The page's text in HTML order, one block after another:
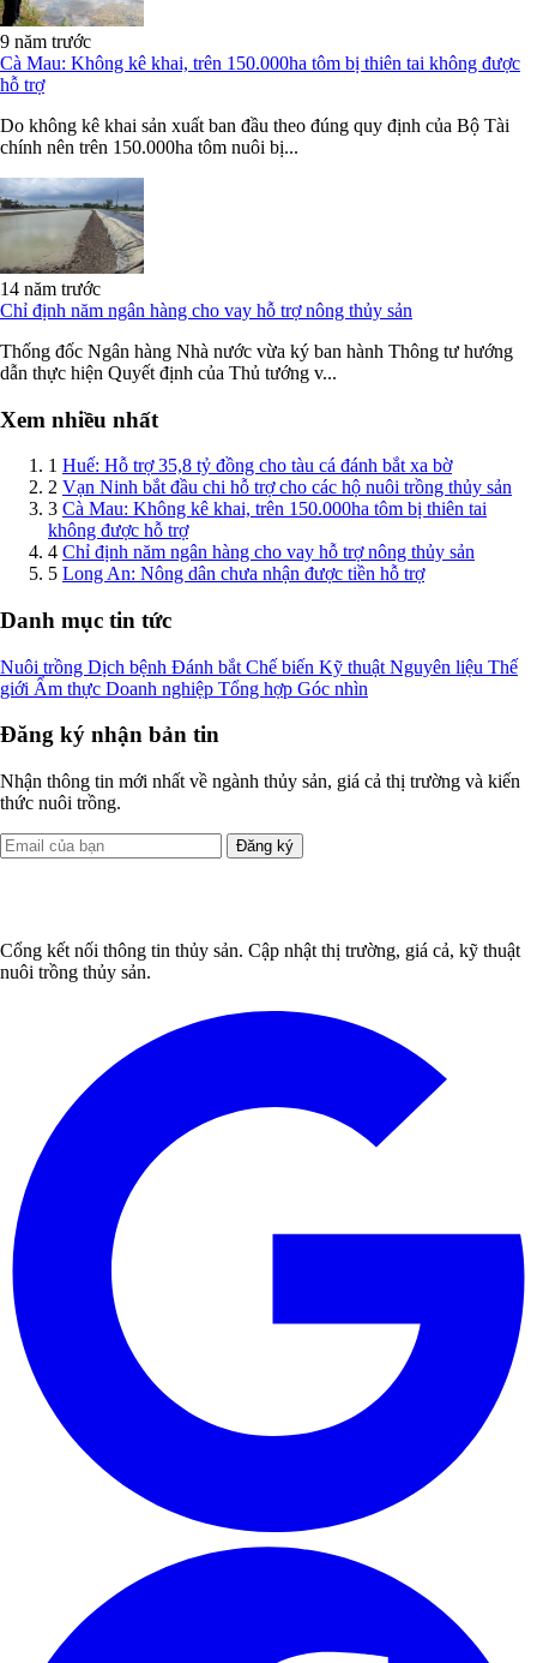
9 năm trước
Cà Mau: Không kê khai, trên 150.000ha tôm bị thiên tai không được
hỗ trợ
Do không kê khai sản xuất ban đầu theo đúng quy định của Bộ Tài
chính nên trên 150.000ha tôm nuôi bị...
14 năm trước
Chỉ định năm ngân hàng cho vay hỗ trợ nông thủy sản
Thống đốc Ngân hàng Nhà nước vừa ký ban hành Thông tư hướng
dẫn thực hiện Quyết định của Thủ tướng v...
Xem nhiều nhất
1 Huế: Hỗ trợ 35,8 tỷ đồng cho tàu cá đánh bắt xa bờ
2 Vạn Ninh bắt đầu chi hỗ trợ cho các hộ nuôi trồng thủy sản
3 Cà Mau: Không kê khai, trên 150.000ha tôm bị thiên tai
không được hỗ trợ
4 Chỉ định năm ngân hàng cho vay hỗ trợ nông thủy sản
5 Long An: Nông dân chưa nhận được tiền hỗ trợ
Danh mục tin tức
Nuôi trồng Dịch bệnh Đánh bắt Chế biến Kỹ thuật Nguyên liệu Thế
giới Ẩm thực Doanh nghiệp Tổng hợp Góc nhìn
Đăng ký nhận bản tin
Nhận thông tin mới nhất về ngành thủy sản, giá cả thị trường và kiến
thức nuôi trồng.
Đăng ký
Cổng kết nối thông tin thủy sản. Cập nhật thị trường, giá cả, kỹ thuật
nuôi trồng thủy sản.